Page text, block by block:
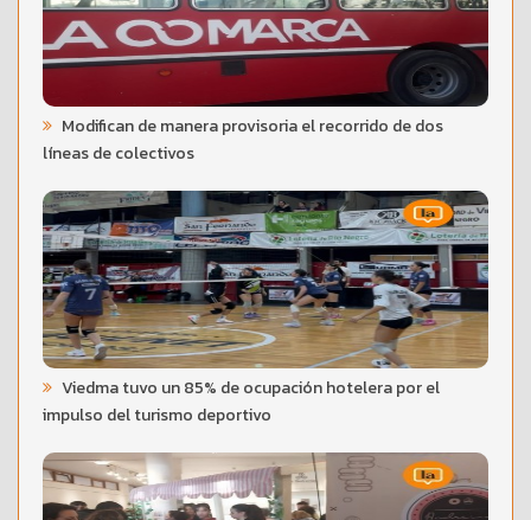
Modifican de manera provisoria el recorrido de dos
líneas de colectivos
Viedma tuvo un 85% de ocupación hotelera por el
impulso del turismo deportivo